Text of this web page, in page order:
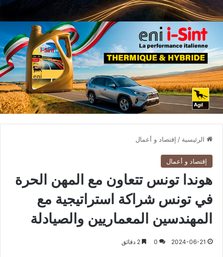
الرئيسية / إقتصاد و أعمال
إقتصاد و أعمال
هوندا تونس تتعاون مع المهن الحرة
في تونس شراكة استراتيجية مع
المهندسين المعماريين والصيادلة
2024-06-21
0